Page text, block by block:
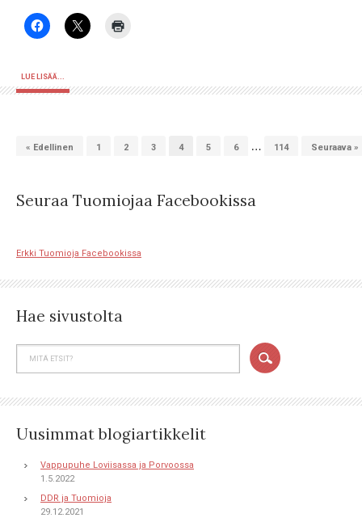
LUE LISÄÄ...
« Edellinen 1 2 3 4 5 6 … 114 Seuraava »
Seuraa Tuomiojaa Facebookissa
Erkki Tuomioja Facebookissa
Hae sivustolta
Uusimmat blogiartikkelit
Vappupuhe Loviisassa ja Porvoossa
1.5.2022
DDR ja Tuomioja
29.12.2021